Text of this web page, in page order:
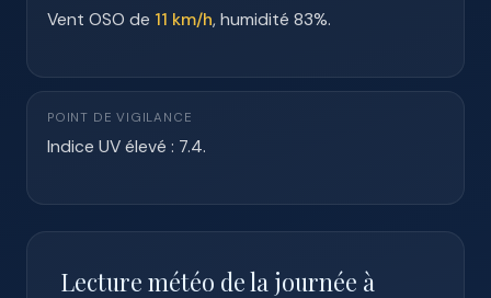
Vent OSO de 11 km/h, humidité 83%.
POINT DE VIGILANCE
Indice UV élevé : 7.4.
Lecture météo de la journée à